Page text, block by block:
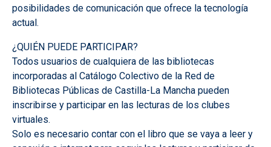
posibilidades de comunicación que ofrece la tecnología
actual.
¿QUIÉN PUEDE PARTICIPAR?
Todos usuarios de cualquiera de las bibliotecas
incorporadas al Catálogo Colectivo de la Red de
Bibliotecas Públicas de Castilla-La Mancha pueden
inscribirse y participar en las lecturas de los clubes
virtuales.
Solo es necesario contar con el libro que se vaya a leer y